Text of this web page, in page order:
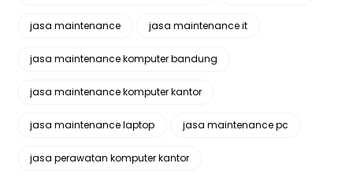
jasa maintenance jasa maintenance it
jasa maintenance komputer bandung
jasa maintenance komputer kantor
jasa maintenance laptop jasa maintenance pc
jasa perawatan komputer kantor